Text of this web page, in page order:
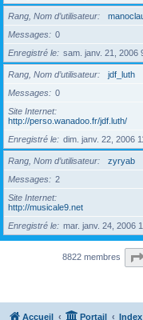
Rang, Nom d’utilisateur
Messages
0
Enregistré le
sam. janv. 21, 2006
Rang, Nom d’utilisateur
jdf_luth
Messages
0
Site Internet
http://perso.wanadoo.fr/jdf.luth/
Enregistré le
dim. janv. 22, 2006
Rang, Nom d’utilisateur
zyryab
Messages
2
Site Internet
http://musicale9.net
Enregistré le
mar. janv. 24, 2006
8822 membres
Accueil Portail